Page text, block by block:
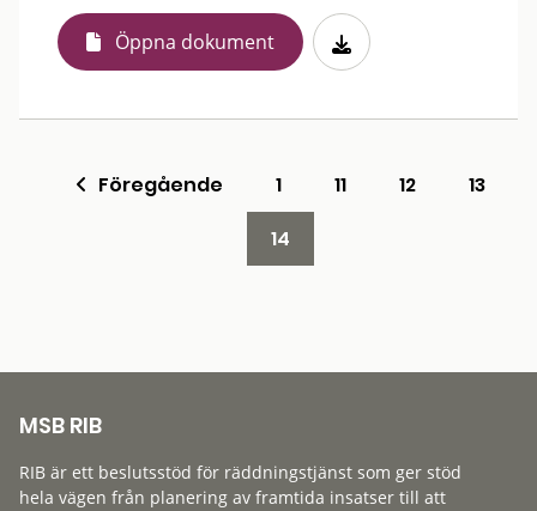
Öppna dokument
Föregående 1 11 12
13
14
MSB RIB
RIB är ett beslutsstöd för räddningstjänst som ger stöd
hela vägen från planering av framtida insatser till att